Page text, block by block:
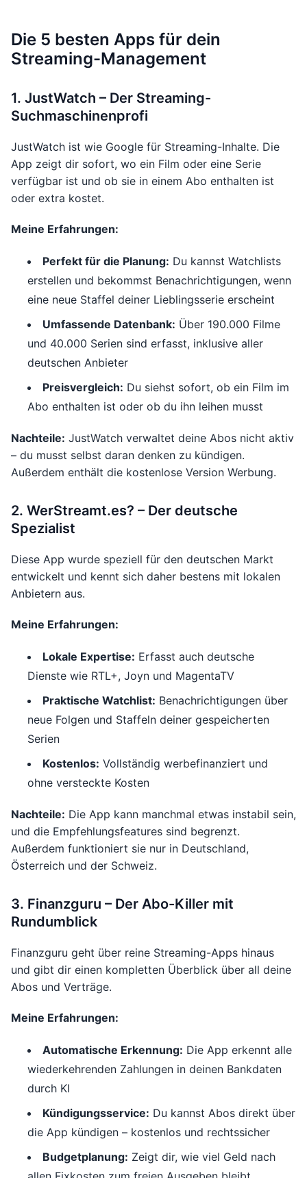
Die 5 besten Apps für dein
Streaming-Management
1. JustWatch – Der Streaming-
Suchmaschinenprofi
JustWatch ist wie Google für Streaming-Inhalte. Die
App zeigt dir sofort, wo ein Film oder eine Serie
verfügbar ist und ob sie in einem Abo enthalten ist
oder extra kostet.
Meine Erfahrungen:
Perfekt für die Planung: Du kannst Watchlists
erstellen und bekommst Benachrichtigungen, wenn
eine neue Staffel deiner Lieblingsserie erscheint
Umfassende Datenbank: Über 190.000 Filme
und 40.000 Serien sind erfasst, inklusive aller
deutschen Anbieter
Preisvergleich: Du siehst sofort, ob ein Film im
Abo enthalten ist oder ob du ihn leihen musst
Nachteile: JustWatch verwaltet deine Abos nicht aktiv
– du musst selbst daran denken zu kündigen.
Außerdem enthält die kostenlose Version Werbung.
2. WerStreamt.es? – Der deutsche
Spezialist
Diese App wurde speziell für den deutschen Markt
entwickelt und kennt sich daher bestens mit lokalen
Anbietern aus.
Meine Erfahrungen:
Lokale Expertise: Erfasst auch deutsche
Dienste wie RTL+, Joyn und MagentaTV
Praktische Watchlist: Benachrichtigungen über
neue Folgen und Staffeln deiner gespeicherten
Serien
Kostenlos: Vollständig werbefinanziert und
ohne versteckte Kosten
Nachteile: Die App kann manchmal etwas instabil sein,
und die Empfehlungsfeatures sind begrenzt.
Außerdem funktioniert sie nur in Deutschland,
Österreich und der Schweiz.
3. Finanzguru – Der Abo-Killer mit
Rundumblick
Finanzguru geht über reine Streaming-Apps hinaus
und gibt dir einen kompletten Überblick über all deine
Abos und Verträge.
Meine Erfahrungen:
Automatische Erkennung: Die App erkennt alle
wiederkehrenden Zahlungen in deinen Bankdaten
durch KI
Kündigungsservice: Du kannst Abos direkt über
die App kündigen – kostenlos und rechtssicher
Budgetplanung: Zeigt dir, wie viel Geld nach